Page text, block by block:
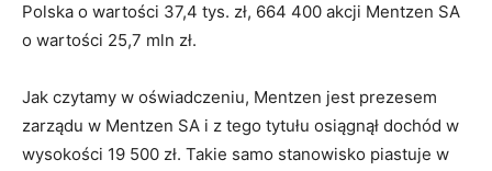
Polska o wartości 37,4 tys. zł, 664 400 akcji Mentzen SA
o wartości 25,7 mln zł.
Jak czytamy w oświadczeniu, Mentzen jest prezesem
zarządu w Mentzen SA i z tego tytułu osiągnął dochód w
wysokości 19 500 zł. Takie samo stanowisko piastuje w